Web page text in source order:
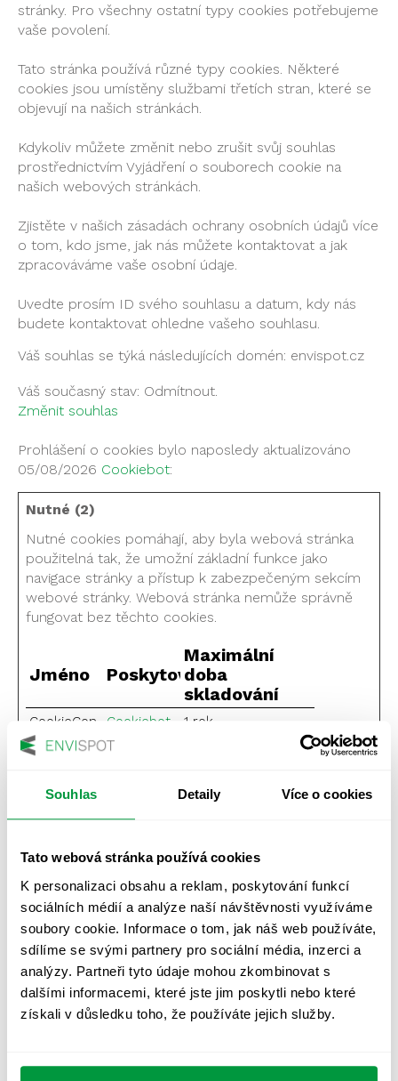
Souhlas Detaily Více o cookies
Tato webová stránka používá cookies
K personalizaci obsahu a reklam, poskytování funkcí
sociálních médií a analýze naší návštěvnosti využíváme
soubory cookie. Informace o tom, jak náš web používáte,
sdílíme se svými partnery pro sociální média, inzerci a
analýzy. Partneři tyto údaje mohou zkombinovat s
dalšími informacemi, které jste jim poskytli nebo které
získali v důsledku toho, že používáte jejich služby.
stránky. Pro všechny ostatní typy cookies potřebujeme
vaše povolení.
Tato stránka používá různé typy cookies. Některé
cookies jsou umístěny službami třetích stran, které se
objevují na našich stránkách.
Kdykoliv můžete změnit nebo zrušit svůj souhlas
prostřednictvím Vyjádření o souborech cookie na
našich webových stránkách.
Zjistěte v našich zásadách ochrany osobních údajů více
o tom, kdo jsme, jak nás můžete kontaktovat a jak
zpracováváme vaše osobní údaje.
Uvedte prosím ID svého souhlasu a datum, kdy nás
budete kontaktovat ohledne vašeho souhlasu.
Váš souhlas se týká následujících domén: envispot.cz
Váš současný stav: Odmítnout.
Změnit souhlas
Prohlášení o cookies bylo naposledy aktualizováno
05/08/2026 Cookiebot:
Nutné (2)
Nutné cookies pomáhají, aby byla webová stránka
použitelná tak, že umožní základní funkce jako
navigace stránky a přístup k zabezpečeným sekcím
webové stránky. Webová stránka nemůže správně
fungovat bez těchto cookies.
Jméno Poskytovatel
Maximální
doba
skladování
CookieCon
sent
Cookiebot 1 rok
ttingsSupp
Marketingové cookies jsou používány pro sledování
návštěvníků na webových stránkách. Záměrem je
zobrazit reklamu, která je relevantní a zajímavá pro
jednotlivého uživatele a tímto hodnotnější pro
vydavatele a inzerenty třetích stran.
Maximální